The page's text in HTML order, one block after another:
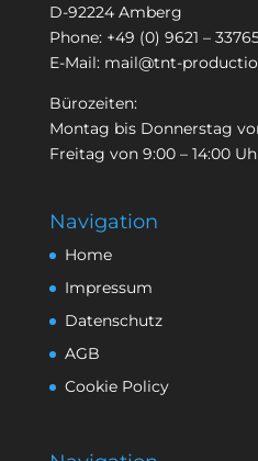
D-92224 Amberg
Phone: +49 (0) 9621 –
E-Mail: mail@tnt-
Bürozeiten:
Montag bis Donnerstag
Freitag von 9:00 – 14:00
Navigation
Home
Impressum
Datenschutz
AGB
Cookie Policy